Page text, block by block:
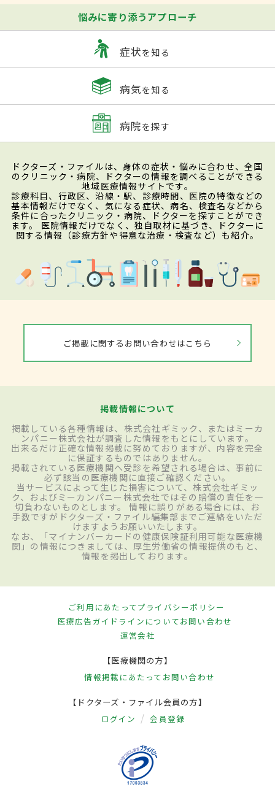
悩みに寄り添うアプローチ
症状を知る
病気を知る
病院を探す
ドクターズ・ファイルは、身体の症状・悩みに合わせ、全国
のクリニック・病院、ドクターの情報を調べることができる
地域医療情報サイトです。
診療科目、行政区、沿線・駅、診療時間、医院の特徴などの
基本情報だけでなく、気になる症状、病名、検査名などから
条件に合ったクリニック・病院、ドクターを探すことができ
ます。 医院情報だけでなく、独自取材に基づき、ドクターに
関する情報（診療方針や得意な治療・検査など）も紹介。
ご掲載に関するお問い合わせはこちら
掲載情報について
掲載している各種情報は、株式会社ギミック、またはミーカ
ンパニー株式会社が調査した情報をもとにしています。
出来るだけ正確な情報掲載に努めておりますが、内容を完全
に保証するものではありません。
掲載されている医療機関へ受診を希望される場合は、事前に
必ず該当の医療機関に直接ご確認ください。
当サービスによって生じた損害について、株式会社ギミッ
ク、およびミーカンパニー株式会社ではその賠償の責任を一
切負わないものとします。 情報に誤りがある場合には、お
手数ですがドクターズ・ファイル編集部までご連絡をいただ
けますようお願いいたします。
なお、「マイナンバーカードの健康保険証利用可能な医療機
関」の情報につきましては、厚生労働省の情報提供のもと、
情報を掲出しております。
ご利用にあたってプライバシーポリシー
医療広告ガイドラインについてお問い合わせ
運営会社
【医療機関の方】
情報掲載にあたって お問い合わせ
【ドクターズ・ファイル会員の方】
ログイン 会員登録